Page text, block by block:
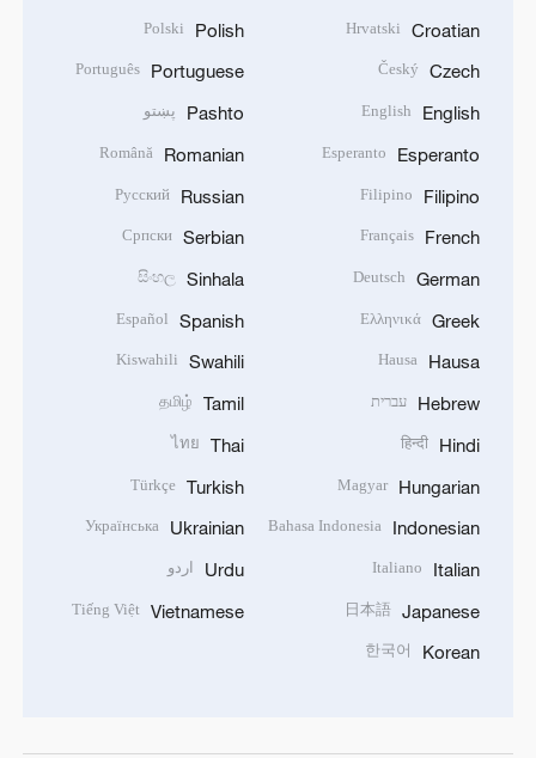
Croatian
Hrvatski
Czech
Český
English
English
Esperanto
Esperanto
Filipino
Filipino
French
Français
German
Deutsch
Greek
Ελληνικά
Hausa
Hausa
Hebrew עברית
Hindi
हिन्दी
Hungarian
Magyar
Indonesian
Bahasa Indonesia
Italian
Italiano
Japanese
日本語
Korean
한국어
Polish
Polski
Portuguese
Português
Pashto پښتو
Romanian
Română
Russian
Русский
Serbian
Српски
Sinhala
සිංහල
Spanish
Español
Swahili
Kiswahili
Tamil
தமிழ்
Thai
ไทย
Turkish
Türkçe
Ukrainian
Українська
Urdu اردو
Vietnamese
Tiếng Việt